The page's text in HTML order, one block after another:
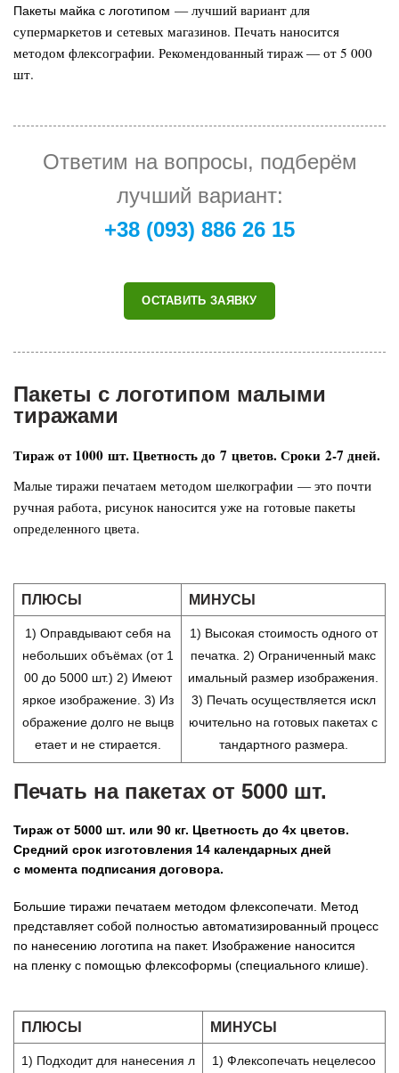
Пакеты майка с логотипом — лучший вариант для
супермаркетов и сетевых магазинов. Печать наносится
методом флексографии. Рекомендованный тираж — от 5 000
шт.
Ответим на вопросы, подберём
лучший вариант:
+38 (093) 886 26 15
ОСТАВИТЬ ЗАЯВКУ
Пакеты с логотипом малыми
тиражами
Тираж от 1000 шт. Цветность до 7 цветов. Сроки 2-7 дней.
Малые тиражи печатаем методом шелкографии — это почти
ручная работа, рисунок наносится уже на готовые пакеты
определенного цвета.
ПЛЮСЫ МИНУСЫ
1) Оправдывают себя на
небольших объёмах (от 1
00 до 5000 шт.) 2) Имеют
яркое изображение. 3) Из
ображение долго не выцв
етает и не стирается.
1) Высокая стоимость одного от
печатка. 2) Ограниченный макс
имальный размер изображения.
3) Печать осуществляется искл
ючительно на готовых пакетах с
тандартного размера.
Печать на пакетах от 5000 шт.
Тираж от 5000 шт. или 90 кг. Цветность до 4х цветов.
Средний срок изготовления 14 календарных дней
с момента подписания договора.
Большие тиражи печатаем методом флексопечати. Метод
представляет собой полностью автоматизированный процесс
по нанесению логотипа на пакет. Изображение наносится
на пленку с помощью флексоформы (специального клише).
ПЛЮСЫ МИНУСЫ
1) Подходит для нанесения л 1) Флексопечать нецелесоо